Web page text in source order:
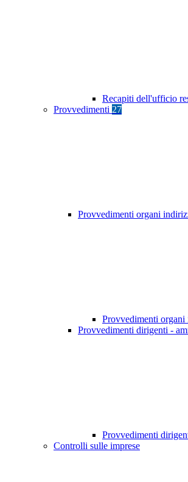
Recapiti dell'ufficio
Provvedimenti 27
Provvedimenti organi
Provvedimenti
Provvedimenti dirigenti -
Provvedimenti
Controlli sulle imprese